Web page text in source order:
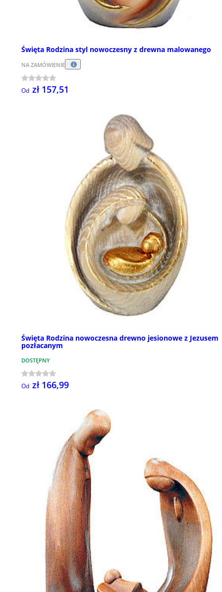
Święta Rodzina styl nowoczesny z drewna malowanego
NA ZAMÓWIENIE
Od zł 157,51
Święta Rodzina nowoczesna drewno jesionowe z Jezusem
pozłacanym
DOSTĘPNY
Od zł 166,99